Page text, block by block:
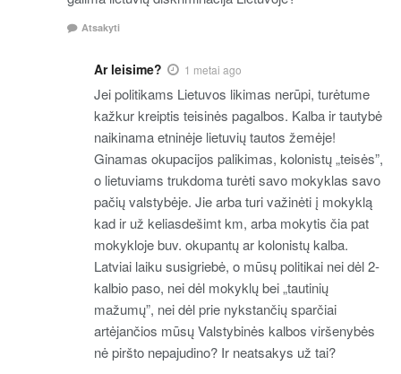
Atsakyti
Ar leisime? 1 metai ago
Jei politikams Lietuvos likimas nerūpi, turėtume
kažkur kreiptis teisinės pagalbos. Kalba ir tautybė
naikinama etninėje lietuvių tautos žemėje!
Ginamas okupacijos palikimas, kolonistų „teisės”,
o lietuviams trukdoma turėti savo mokyklas savo
pačių valstybėje. Jie arba turi važinėti į mokyklą
kad ir už keliasdešimt km, arba mokytis čia pat
mokykloje buv. okupantų ar kolonistų kalba.
Latviai laiku susigriebė, o mūsų politikai nei dėl 2-
kalbio paso, nei dėl mokyklų bei „tautinių
mažumų”, nei dėl prie nykstančių sparčiai
artėjančios mūsų Valstybinės kalbos viršenybės
nė piršto nepajudino? Ir neatsakys už tai?